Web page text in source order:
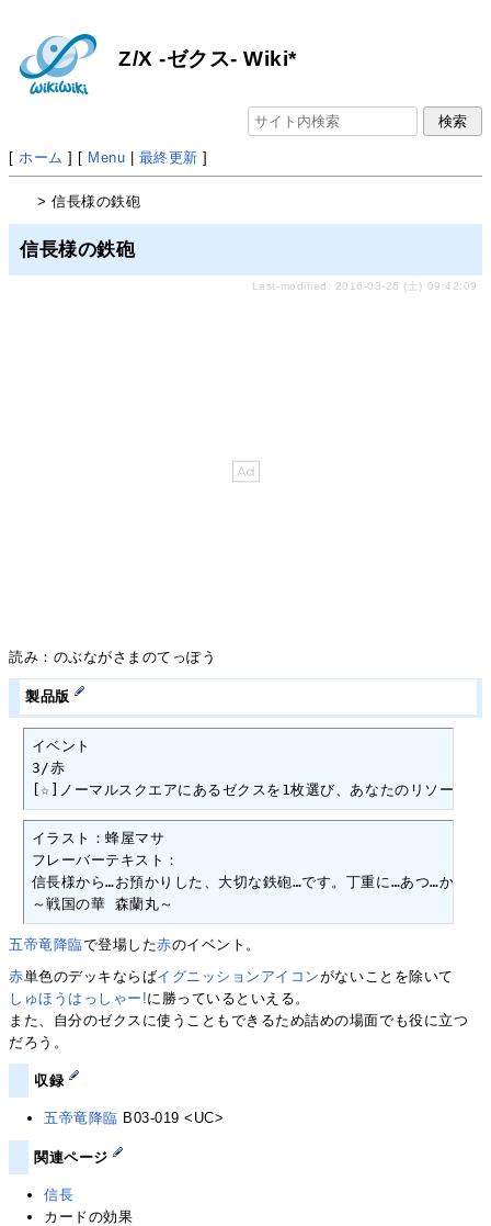
Z/X -ゼクス- Wiki*
[ ホーム ] [ Menu | 最終更新 ]
> 信長様の鉄砲
信長様の鉄砲
Last-modified: 2016-03-26 (土) 09:42:09
読み：のぶながさまのてっぽう
製品版
イベント
3/赤
[☆]ノーマルスクエアにあるゼクスを1枚選び、あなたのリソース
イラスト：蜂屋マサ
フレーバーテキスト：
信長様から…お預かりした、大切な鉄砲…です。丁重に…あつ…かわ
～戦国の華 森蘭丸～
五帝竜降臨で登場した赤のイベント。
赤単色のデッキならばイグニッションアイコンがないことを除いて
しゅほうはっしゃー!に勝っているといえる。
また、自分のゼクスに使うこともできるため詰めの場面でも役に立つ
だろう。
収録
五帝竜降臨 B03-019 <UC>
関連ページ
信長
カードの効果